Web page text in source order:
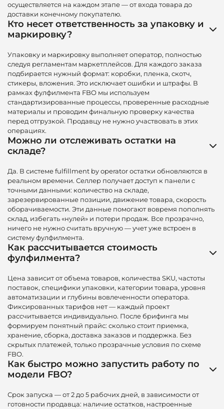
осуществляется на каждом этапе — от входа товара до
доставки конечному покупателю.
Кто несет ответственность за упаковку и
маркировку?
Упаковку и маркировку выполняет оператор, полностью
следуя регламентам маркетплейсов. Для каждого заказа
подбирается нужный формат: коробки, пленка, скотч,
стикеры, вложения. Это исключает ошибки и штрафы. В
рамках фулфилмента FBO мы используем
стандартизированные процессы, проверенные расходные
материалы и проводим финальную проверку качества
перед отгрузкой. Продавцу не нужно участвовать в этих
операциях.
Можно ли отслеживать остатки на
складе?
Да. В системе fulfillment by operator остатки обновляются в
реальном времени. Селлер получает доступ к панели с
точными данными: количество на складе,
зарезервированные позиции, движение товара, скорость
оборачиваемости. Эти данные помогают вовремя пополнять
склад, избегать «нулей» и потери продаж. Все прозрачно,
ничего не нужно считать вручную — учет уже встроен в
систему фулфилмента.
Как рассчитывается стоимость
фулфилмента?
Цена зависит от объема товаров, количества SKU, частоты
поставок, специфики упаковки, категории товара, уровня
автоматизации и глубины вовлеченности оператора.
Фиксированных тарифов нет — каждый проект
рассчитывается индивидуально. После брифинга мы
формируем понятный прайс: сколько стоит приемка,
хранение, сборка, доставка заказов и поддержка. Без
скрытых платежей, только прозрачные условия по схеме
FBO.
Как быстро можно запустить работу по
модели FBO?
Срок запуска — от 2 до 5 рабочих дней, в зависимости от
готовности продавца: наличие остатков, настроенные